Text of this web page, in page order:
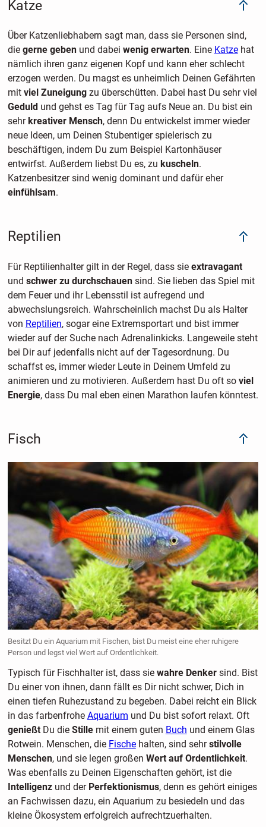
Katze
Über Katzenliebhabern sagt man, dass sie Personen sind,
die gerne gebenund dabei wenig erwarten. Eine Katzehat
nämlich ihren ganz eigenen Kopf und kann eher schlecht
erzogen werden. Du magst es unheimlich Deinen Gefährten
mit viel Zuneigungzu überschütten. Dabei hast Du sehr viel
Geduld und gehst es Tag für Tag aufs Neue an. Du bist ein
sehrkreativer Mensch, denn Du entwickelst immer wieder
neue Ideen, um Deinen Stubentiger spielerisch zu
beschäftigen, indem Du zum Beispiel Kartonhäuser
entwirfst. Außerdem liebst Du es, zu kuscheln.
Katzenbesitzer sind wenig dominant und dafür eher
einfühlsam.
Reptilien
Für Reptilienhalter gilt in der Regel, dass sie extravagant
und schwer zu durchschauensind. Sie lieben das Spiel mit
dem Feuer und ihr Lebensstil ist aufregend und
abwechslungsreich. Wahrscheinlich machst Du als Halter
von Reptilien, sogar eine Extremsportart und bist immer
wieder auf der Suche nach Adrenalinkicks. Langeweile steht
bei Dir auf jedenfalls nicht auf der Tagesordnung. Du
schaffst es, immer wieder Leute in Deinem Umfeld zu
animieren und zu motivieren. Außerdem hast Du oft so viel
Energie, dass Du mal eben einen Marathon laufen könntest.
Fisch
Besitzt Du ein Aquarium mit Fischen, bist Du meist eine eher ruhigere
Person und legst viel Wert auf Ordentlichkeit.
Typisch für Fischhalter ist, dass siewahre Denkersind. Bist
Du einer von ihnen, dann fällt es Dir nicht schwer, Dich in
einen tiefen Ruhezustand zu begeben. Dabei reicht ein Blick
in das farbenfrohe Aquarium und Du bist sofort relaxt. Oft
genießt Du die Stille mit einem guten Buch und einem Glas
Rotwein. Menschen, die Fischehalten, sind sehrstilvolle
Menschen, und sie legen großen Wert auf Ordentlichkeit.
Was ebenfalls zu Deinen Eigenschaften gehört, ist die
Intelligenz und der Perfektionismus, denn es gehört einiges
an Fachwissen dazu, ein Aquarium zu besiedeln und das
kleine Ökosystem erfolgreich aufrechtzuerhalten.